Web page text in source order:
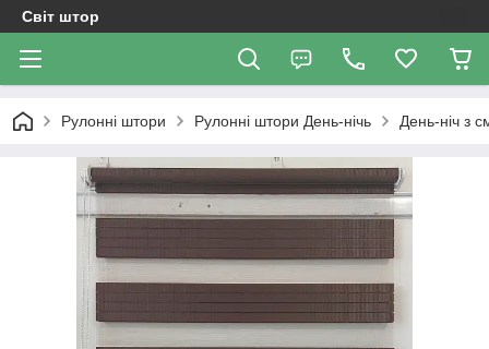
Світ штор
Рулонні штори Рулоннi штори День-нiчь День-ніч з